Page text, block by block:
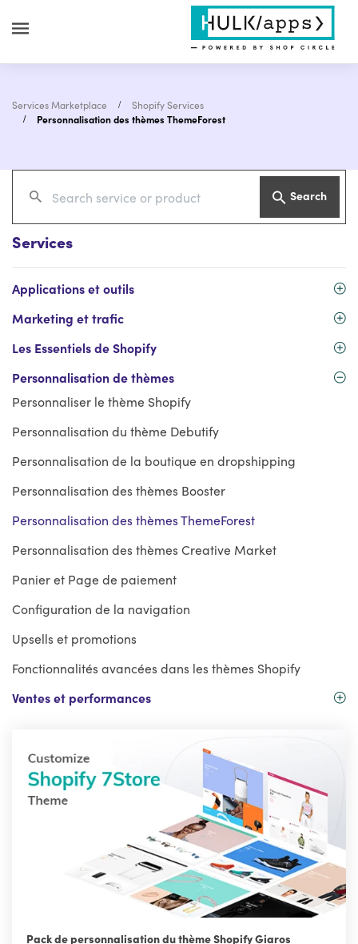
Services Marketplace
Shopify Services
Personnalisation des thèmes ThemeForest
Search
Services
Applications et outils
Marketing et trafic
Les Essentiels de Shopify
Personnalisation de thèmes
Personnaliser le thème Shopify
Personnalisation du thème Debutify
Personnalisation de la boutique en dropshipping
Personnalisation des thèmes Booster
Personnalisation des thèmes ThemeForest
Personnalisation des thèmes Creative Market
Panier et Page de paiement
Configuration de la navigation
Upsells et promotions
Fonctionnalités avancées dans les thèmes Shopify
Ventes et performances
Pack de personnalisation du thème Shopify Giaros